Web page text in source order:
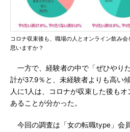
コロナ収束後も、職場の人とオンライン飲み会
思いますか？
一方で、経験者の中で「ぜひやり
計が37.9％と、未経験者よりも高い
人に1人は、コロナが収束した後も
あることが分かった。
今回の調査は「女の転職type」会